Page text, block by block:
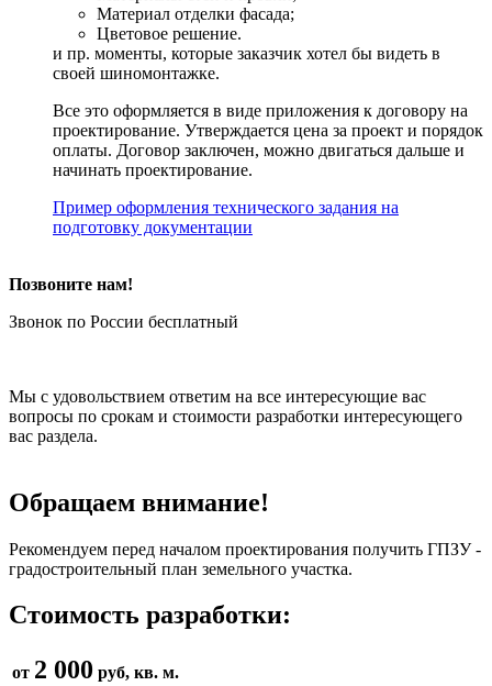
Материал отделки фасада;
Цветовое решение.
и пр. моменты, которые заказчик хотел бы видеть в
своей шиномонтажке.
Все это оформляется в виде приложения к договору на
проектирование. Утверждается цена за проект и порядок
оплаты. Договор заключен, можно двигаться дальше и
начинать проектирование.
Пример оформления технического задания на
подготовку документации
Позвоните нам!
Звонок по России бесплатный
Мы с удовольствием ответим на все интересующие вас
вопросы по срокам и стоимости разработки интересующего
вас раздела.
Обращаем внимание!
Рекомендуем перед началом проектирования получить ГПЗУ -
градостроительный план земельного участка.
Стоимость разработки:
от 2 000 руб, кв. м.